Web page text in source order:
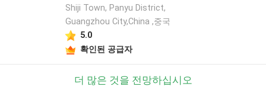
Shiji Town, Panyu District,
Guangzhou City,China ,중국
5.0
확인된 공급자
더 많은 것을 전망하십시오